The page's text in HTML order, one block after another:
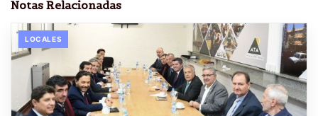
Notas Relacionadas
LOCALES